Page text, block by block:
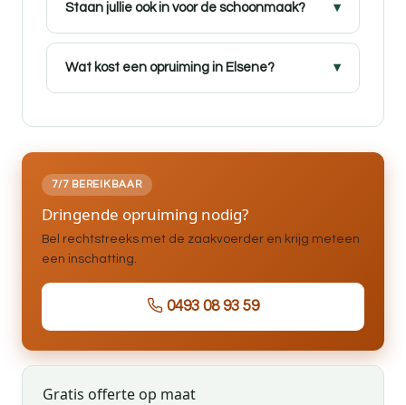
Staan jullie ook in voor de schoonmaak?
Wat kost een opruiming in Elsene?
7/7 BEREIKBAAR
Dringende opruiming nodig?
Bel rechtstreeks met de zaakvoerder en krijg meteen
een inschatting.
0493 08 93 59
Gratis offerte op maat